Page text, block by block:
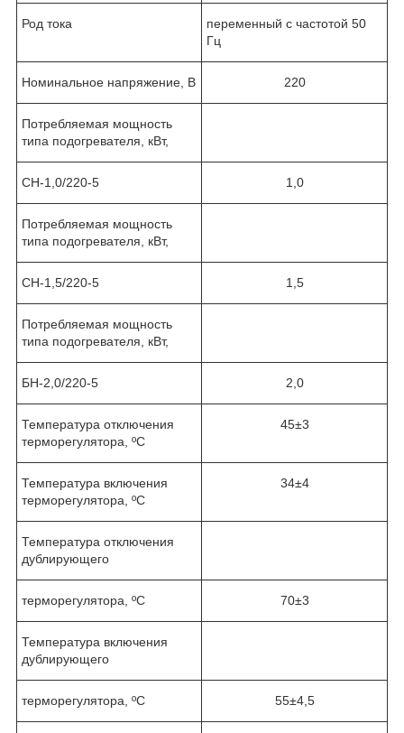
Род тока
переменный с частотой 50
Гц
Номинальное напряжение, В 220
Потребляемая мощность
типа подогревателя, кВт,
СН-1,0/220-5 1,0
Потребляемая мощность
типа подогревателя, кВт,
СН-1,5/220-5 1,5
Потребляемая мощность
типа подогревателя, кВт,
БН-2,0/220-5 2,0
Температура отключения
терморегулятора, ºС
45±3
Температура включения
терморегулятора, ºС
34±4
Температура отключения
дублирующего
терморегулятора, ºС 70±3
Температура включения
дублирующего
терморегулятора, ºС 55±4,5